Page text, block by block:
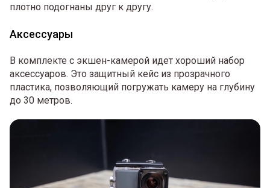
плотно подогнаны друг к другу.
Аксессуары
В комплекте с экшен-камерой идет хороший набор
аксессуаров. Это защитный кейс из прозрачного
пластика, позволяющий погружать камеру на глубину
до 30 метров.